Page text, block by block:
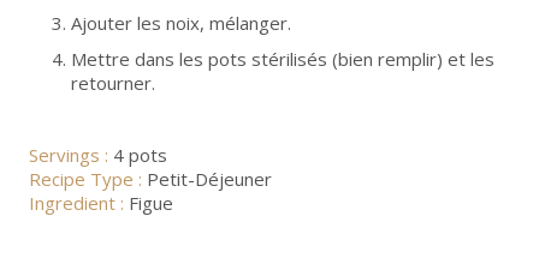
Ajouter les noix, mélanger.
Mettre dans les pots stérilisés (bien remplir) et les
retourner.
Servings : 4 pots
Recipe Type : Petit-Déjeuner
Ingredient : Figue